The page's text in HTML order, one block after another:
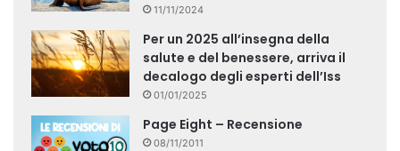
11/11/2024
Per un 2025 all’insegna della
salute e del benessere, arriva il
decalogo degli esperti dell’Iss
01/01/2025
Page Eight – Recensione
08/11/2011